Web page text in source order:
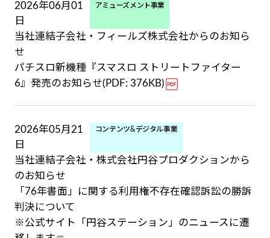
2026年06月01
日
アミューズメント事業
当社連結子会社・フィールズ株式会社からのお知ら
せ
パチスロ新機種『スマスロ ストリートファイター
6』発売のお知らせ(PDF: 376KB)
2026年05月21
日
コンテンツ&デジタル事業
当社連結子会社・株式会社円谷プロダクションから
のお知らせ
「76年書面」に関する利用権不存在確認訴訟の勝訴
判決について
※公式サイト「円谷ステーション」のニュースに遷